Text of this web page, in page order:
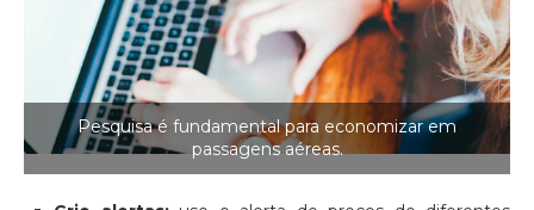
Pesquisa é fundamental para economizar em
passagens aéreas.